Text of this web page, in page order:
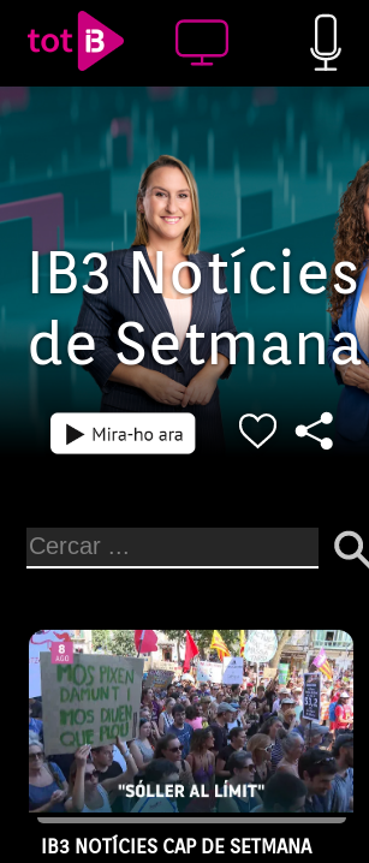
IB3
de Setmana
IB3 NOTÍCIES CAP DE SETMANA
Episodi: 2183-m
53 min